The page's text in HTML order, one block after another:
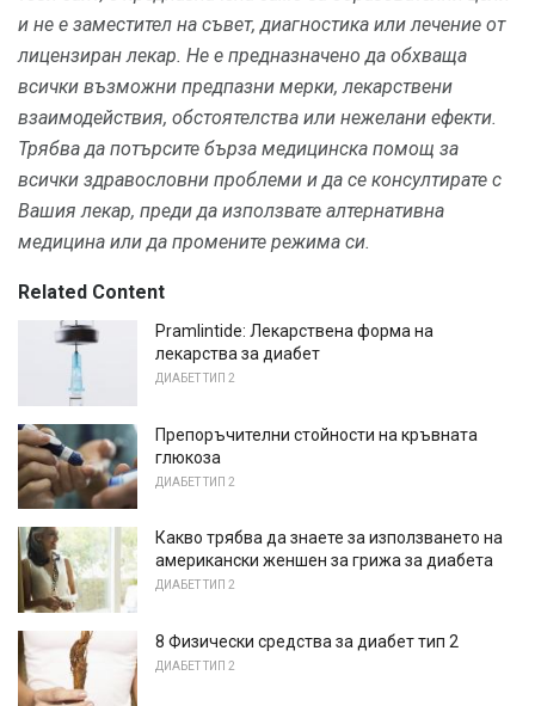
и не е заместител на съвет, диагностика или лечение от
лицензиран лекар. Не е предназначено да обхваща
всички възможни предпазни мерки, лекарствени
взаимодействия, обстоятелства или нежелани ефекти.
Трябва да потърсите бърза медицинска помощ за
всички здравословни проблеми и да се консултирате с
Вашия лекар, преди да използвате алтернативна
медицина или да промените режима си.
Related Content
Pramlintide: Лекарствена форма на
лекарства за диабет
ДИАБЕТ ТИП 2
Препоръчителни стойности на кръвната
глюкоза
ДИАБЕТ ТИП 2
Какво трябва да знаете за използването на
американски женшен за грижа за диабета
ДИАБЕТ ТИП 2
8 Физически средства за диабет тип 2
ДИАБЕТ ТИП 2